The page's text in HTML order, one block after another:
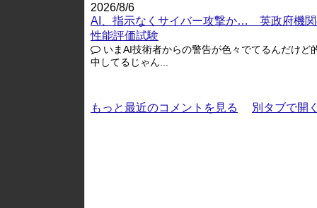
2026/8/6
AI、指示なくサイバー攻撃か… 英政府機
性能評価試験
いまAI技術者からの警告が色々でてるんだけど
中してるじゃん...
もっと最近のコメントを見る 別タブで開く